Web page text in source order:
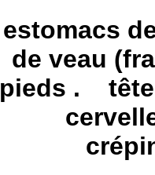
estomacs
de veau
pieds .